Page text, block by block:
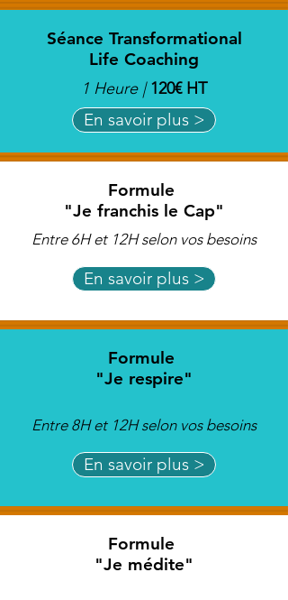
Séance Transformational
Life Coaching
1 Heure |120€ HT
En savoir plus >
Formule
"Je franchis le Cap"
Entre 6H et 12H selon vos besoins
En savoir plus >
Formule
"Je respire"
Entre 8H et 12H selon vos besoins
En savoir plus >
Formule
"Je médite"